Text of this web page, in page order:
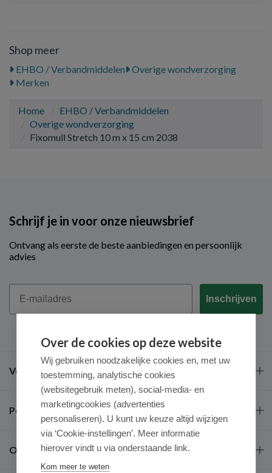
Shop meer
EHBO / Verbandmiddelen
Overige wondverzorging
Merken
Home
EHBO / Verbandmiddelen
Overige wondverzorging
Fixomull Stretch 10 m x 15 cm 2038
Schrijf je in voor onze nieuwsbrief
Ontvang als eerste de beste aanbiedingen en persoonlijk
advies
Email
Inschrijven
Veel gestelde vragen
Populaire merken
Over ons
Over de cookies op deze website
Wij gebruiken noodzakelijke cookies en, met uw
toestemming, analytische cookies
(websitegebruik meten), social-media- en
marketingcookies (advertenties
personaliseren). U kunt uw keuze altijd wijzigen
via ‘Cookie-instellingen’. Meer informatie
hierover vindt u via onderstaande link.
Kom meer te weten